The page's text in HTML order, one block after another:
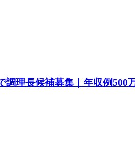
調理長候補募集｜年収例